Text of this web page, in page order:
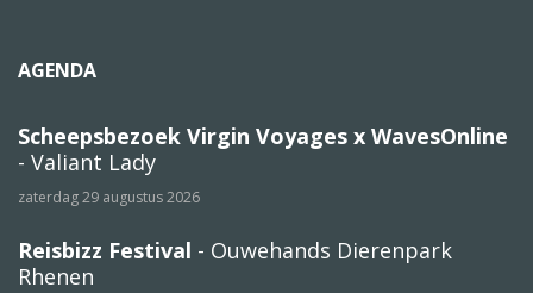
AGENDA
Scheepsbezoek Virgin Voyages x WavesOnline
- Valiant Lady
zaterdag 29 augustus 2026
Reisbizz Festival - Ouwehands Dierenpark
Rhenen